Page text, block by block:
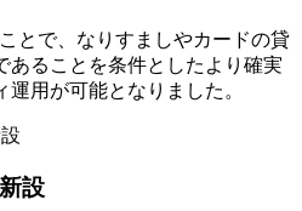
とで、なりすましやカードの貸
あることを条件としたより確実
用が可能となりました。
設